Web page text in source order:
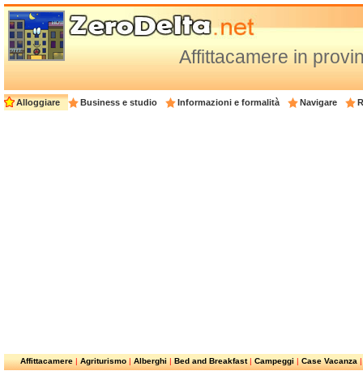
Affittacamere in
Alloggiare Business e studio Informazioni e formalità Navigare
Affittacamere|Agriturismo|Alberghi|Bed and Breakfast|Campeggi|Case Vacanza